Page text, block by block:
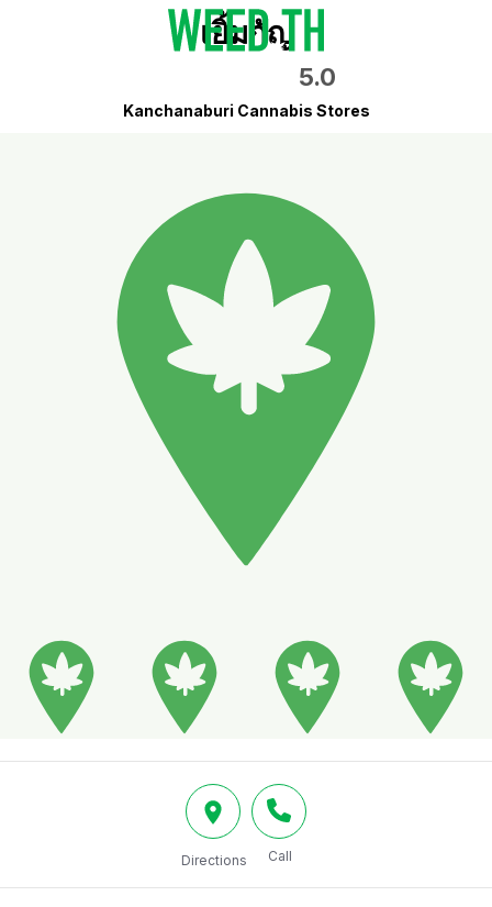
เยิ้มกัญ
5.0
Kanchanaburi Cannabis Stores
Directions Call